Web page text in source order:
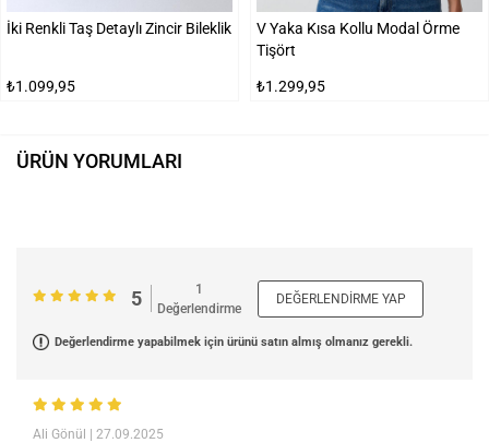
İki Renkli Taş Detaylı Zincir Bileklik
₺1.099,95
V Yaka Kısa Kollu Modal Örme
Tişört
₺1.299,95
ÜRÜN YORUMLARI
5
1
Değerlendirme
DEĞERLENDIRME YAP
Değerlendirme yapabilmek için ürünü satın almış olmanız gerekli.
Ali Gönül | 27.09.2025